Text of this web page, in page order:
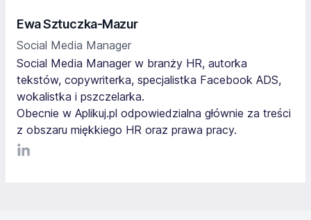
Ewa Sztuczka-Mazur
Social Media Manager
Social Media Manager w branży HR, autorka
tekstów, copywriterka, specjalistka Facebook ADS,
wokalistka i pszczelarka.
Obecnie w Aplikuj.pl odpowiedzialna głównie za treści
z obszaru miękkiego HR oraz prawa pracy.
LinkediIn